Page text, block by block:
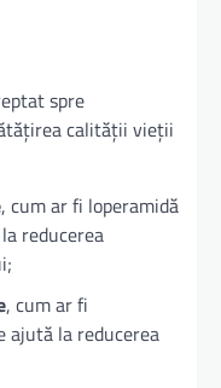
spre
calității vieții
, cum ar fi loperamidă
reducerea
, cum ar fi
ajută la reducerea